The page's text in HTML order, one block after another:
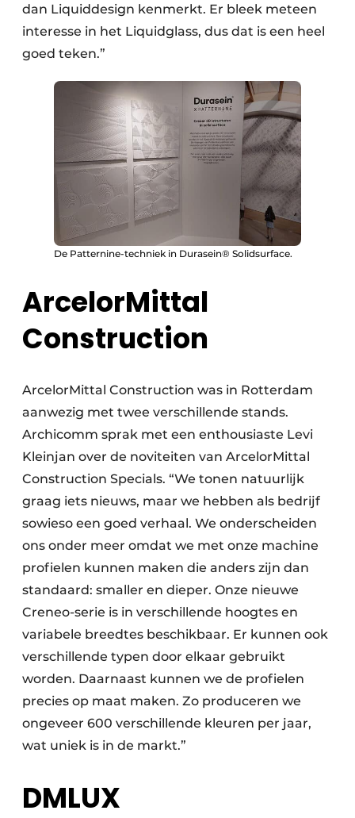
dan Liquiddesign kenmerkt. Er bleek meteen
interesse in het Liquidglass, dus dat is een heel
goed teken.”
De Patternine-techniek in Durasein® Solidsurface.
ArcelorMittal
Construction
ArcelorMittal Construction was in Rotterdam
aanwezig met twee verschillende stands.
Archicomm sprak met een enthousiaste Levi
Kleinjan over de noviteiten van ArcelorMittal
Construction Specials. “We tonen natuurlijk
graag iets nieuws, maar we hebben als bedrijf
sowieso een goed verhaal. We onderscheiden
ons onder meer omdat we met onze machine
profielen kunnen maken die anders zijn dan
standaard: smaller en dieper. Onze nieuwe
Creneo-serie is in verschillende hoogtes en
variabele breedtes beschikbaar. Er kunnen ook
verschillende typen door elkaar gebruikt
worden. Daarnaast kunnen we de profielen
precies op maat maken. Zo produceren we
ongeveer 600 verschillende kleuren per jaar,
wat uniek is in de markt.”
DMLUX